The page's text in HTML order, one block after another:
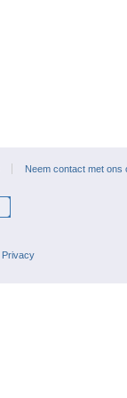
Neem contact met ons
Privacy